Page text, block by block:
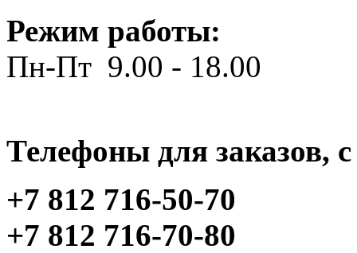
Режим работы:
Пн-Пт 9.00 - 18.00
Телефоны для заказов,
+7 812 716-50-70
+7 812 716-70-80